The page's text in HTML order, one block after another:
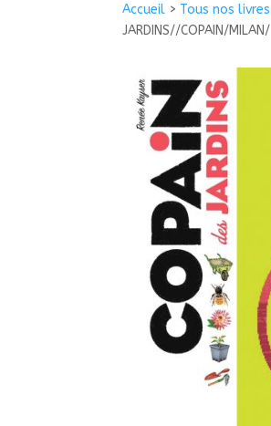
Accueil > Tous nos livres
JARDINS//COPAIN/MILAN/